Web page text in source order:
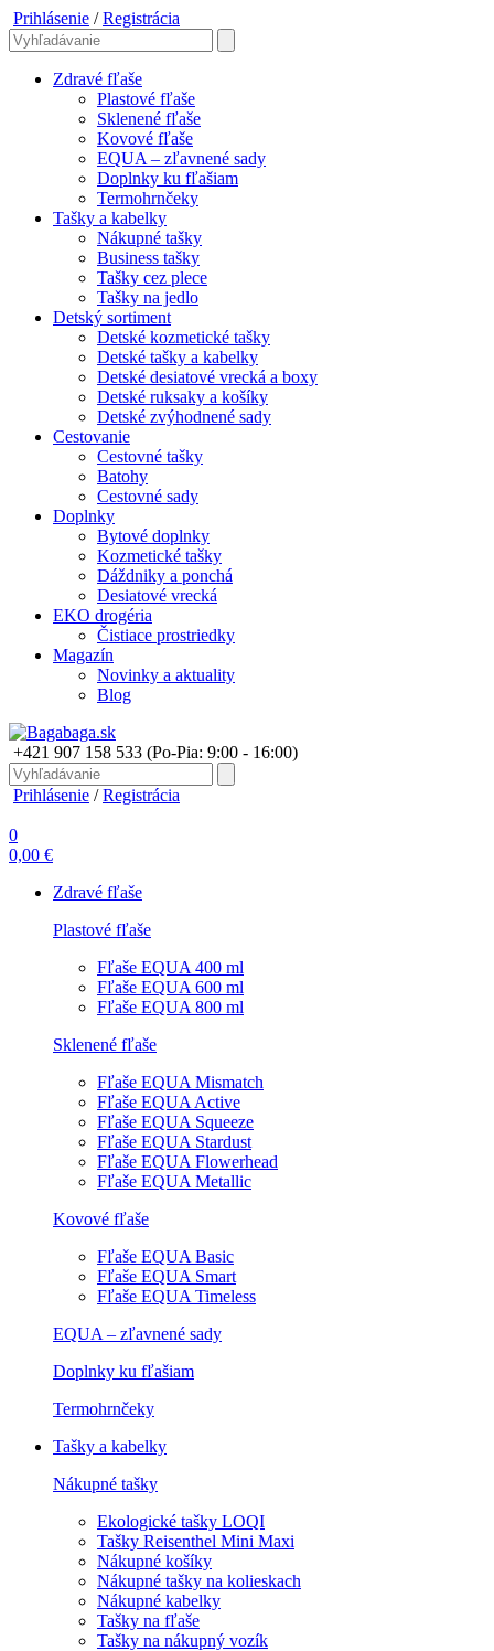
Prihlásenie / Registrácia
Zdravé fľaše
Plastové fľaše
Sklenené fľaše
Kovové fľaše
EQUA – zľavnené sady
Doplnky ku fľašiam
Termohrnčeky
Tašky a kabelky
Nákupné tašky
Business tašky
Tašky cez plece
Tašky na jedlo
Detský sortiment
Detské kozmetické tašky
Detské tašky a kabelky
Detské desiatové vrecká a boxy
Detské ruksaky a košíky
Detské zvýhodnené sady
Cestovanie
Cestovné tašky
Batohy
Cestovné sady
Doplnky
Bytové doplnky
Kozmetické tašky
Dáždniky a ponchá
Desiatové vrecká
EKO drogéria
Čistiace prostriedky
Magazín
Novinky a aktuality
Blog
+421 907 158 533 (Po-Pia: 9:00 - 16:00)
Prihlásenie / Registrácia
0
0,00 €
Zdravé fľaše
Plastové fľaše
Fľaše EQUA 400 ml
Fľaše EQUA 600 ml
Fľaše EQUA 800 ml
Sklenené fľaše
Fľaše EQUA Mismatch
Fľaše EQUA Active
Fľaše EQUA Squeeze
Fľaše EQUA Stardust
Fľaše EQUA Flowerhead
Fľaše EQUA Metallic
Kovové fľaše
Fľaše EQUA Basic
Fľaše EQUA Smart
Fľaše EQUA Timeless
EQUA – zľavnené sady
Doplnky ku fľašiam
Termohrnčeky
Tašky a kabelky
Nákupné tašky
Ekologické tašky LOQI
Tašky Reisenthel Mini Maxi
Nákupné košíky
Nákupné tašky na kolieskach
Nákupné kabelky
Tašky na fľaše
Tašky na nákupný vozík